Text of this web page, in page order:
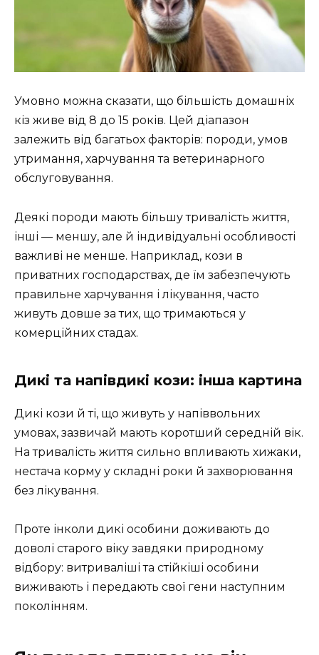
Умовно можна сказати, що більшість домашніх
кіз живе від 8 до 15 років. Цей діапазон
залежить від багатьох факторів: породи, умов
утримання, харчування та ветеринарного
обслуговування.
Деякі породи мають більшу тривалість життя,
інші — меншу, але й індивідуальні особливості
важливі не менше. Наприклад, кози в
приватних господарствах, де їм забезпечують
правильне харчування і лікування, часто
живуть довше за тих, що тримаються у
комерційних стадах.
Дикі та напівдикі кози: інша картина
Дикі кози й ті, що живуть у напіввольних
умовах, зазвичай мають коротший середній вік.
На тривалість життя сильно впливають хижаки,
нестача корму у складні роки й захворювання
без лікування.
Проте інколи дикі особини доживають до
доволі старого віку завдяки природному
відбору: витриваліші та стійкіші особини
виживають і передають свої гени наступним
поколінням.